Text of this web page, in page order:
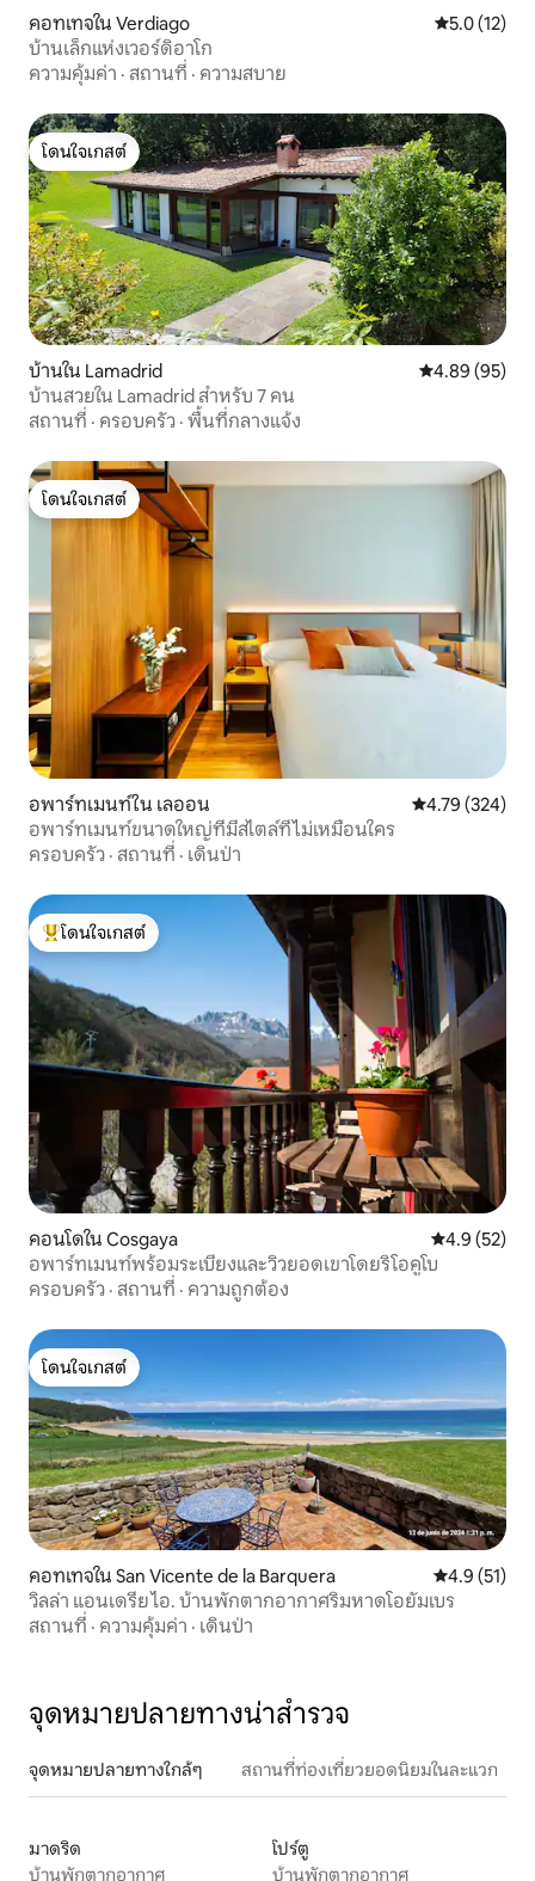
คอทเทจใน Verdiago คะแนนเฉลี่ย
5.0 (12)
บ้านเล็กแห่งเวอร์ดิอาโก
ความคุ้มค่า · สถานที่ · ความสบาย
โดนใจเกสต์
โดนใจเกสต์
บ้านใน Lamadrid คะแนนเฉลี่ย
4.89 (95)
บ้านสวยใน Lamadrid สำหรับ 7 คน
สถานที่ · ครอบครัว · พื้นที่กลางแจ้ง
โดนใจเกสต์
โดนใจเกสต์
อพาร์ทเมนท์ใน เลออน คะแนนเฉลี่ย
4.79 (324)
อพาร์ทเมนท์ขนาดใหญ่ที่มีสไตล์ที่ไม่เหมือนใคร
ครอบครัว · สถานที่ · เดินป่า
โดนใจเกสต์ที่สุด
โดนใจเกสต์
คอนโดใน Cosgaya คะแนนเฉลี่ย
4.9 (52)
อพาร์ทเมนท์พร้อมระเบียงและวิวยอดเขาโดยริโอคูโบ
ครอบครัว · สถานที่ · ความถูกต้อง
โดนใจเกสต์
โดนใจเกสต์
คอทเทจใน San Vicente de la Barquera คะแนนเฉลี่ย
4.9 (51)
วิลล่า แอนเดรีย ไอ. บ้านพักตากอากาศริมหาดโอยัมเบร
สถานที่ · ความคุ้มค่า · เดินป่า
จุดหมายปลายทางน่าสำรวจ
จุดหมายปลายทางใกล้ๆ สถานที่ท่องเที่ยวยอดนิยมในละแวก
มาดริด
บ้านพักตากอากาศ
โปร์ตู
บ้านพักตากอากาศ